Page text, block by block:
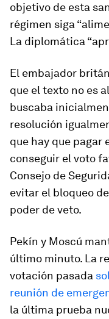
objetivo de esta
régimen siga
La diplomática
El embajador
que el texto no es
buscaba
resolución
que hay que pagar
conseguir el voto
Consejo de
evitar el bloqueo
poder de veto.
Pekín y Moscú
último minuto. La
votación pasada
reunión de
la última prueba